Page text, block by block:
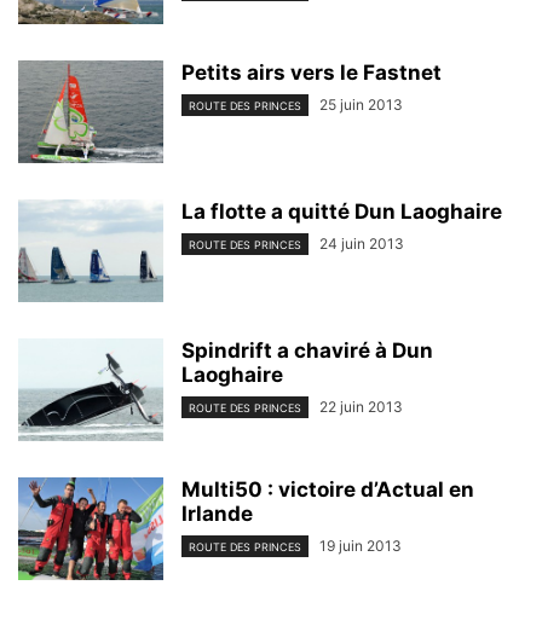
Petits airs vers le Fastnet
ROUTE DES PRINCES 25 juin 2013
La flotte a quitté Dun Laoghaire
ROUTE DES PRINCES 24 juin 2013
Spindrift a chaviré à Dun
Laoghaire
ROUTE DES PRINCES 22 juin 2013
Multi50 : victoire d’Actual en
Irlande
ROUTE DES PRINCES 19 juin 2013